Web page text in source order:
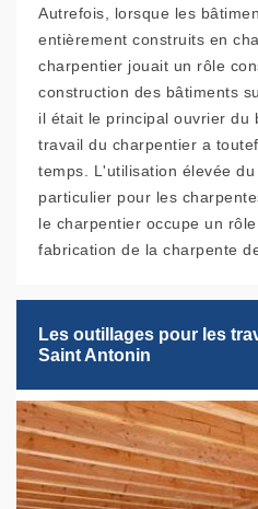
Autrefois, lorsque les
entièrement construits en
charpentier jouait un rôle
construction des bâtiments
il était le principal ouvrier du
travail du charpentier a
temps. L'utilisation élevée
particulier pour les
le charpentier occupe un
fabrication de la charpente
Les outillages pour les
Saint Antonin